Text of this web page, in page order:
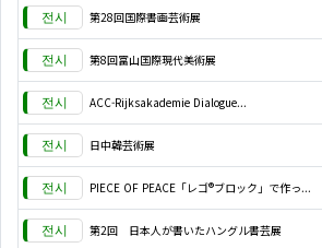
第28回国際書画芸術展
第8回富山国際現代美術展
ACC-Rijksakademie Dialogue...
日中韓芸術展
PIECE OF PEACE「レゴ®ブロック」で作っ...
第2回 日本人が書いたハングル書芸展